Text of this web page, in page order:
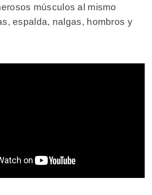
músculos al mismo
espalda, nalgas, hombros y